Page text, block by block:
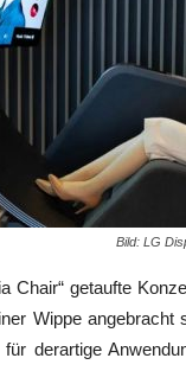
Bild: LG
Chair“ getaufte
Wippe
derartige